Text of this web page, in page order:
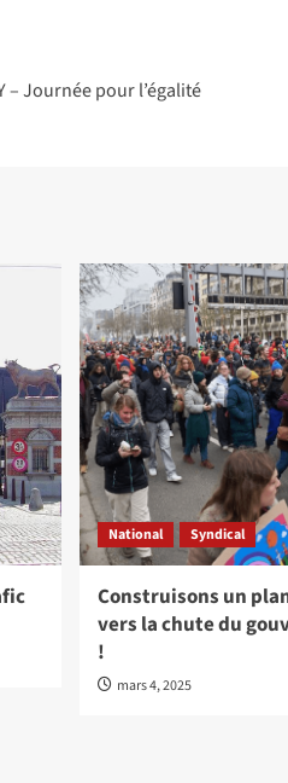
– Journée pour l’égalité
National Syndical
Construisons un
vers la chute du
!
mars 4, 2025